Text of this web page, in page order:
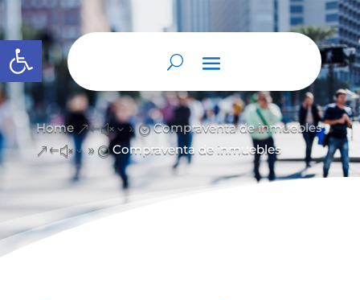
Abrir barra de herramientas
Home &#x39; Compraventa de inmuebles
&#x39; Compraventa de inmuebles